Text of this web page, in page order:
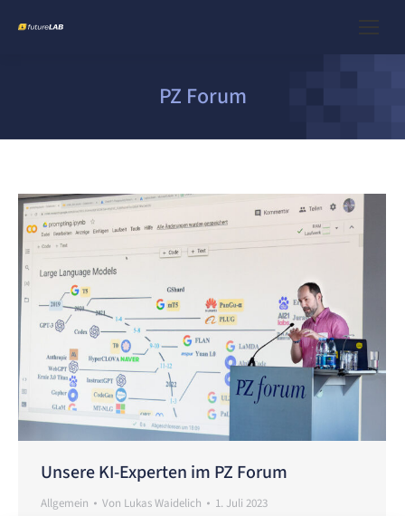
PZ Forum
Unsere KI-Experten im PZ Forum
Allgemein Von Lukas Waidelich 1. Juli 2023